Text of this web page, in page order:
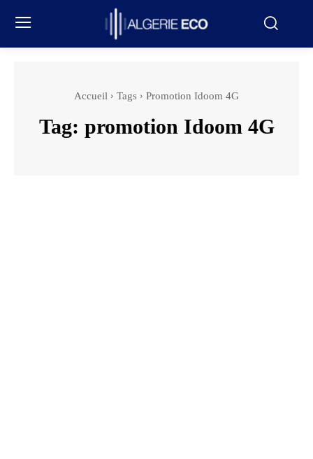
Accueil Tags Promotion Idoom 4G
Tag: promotion Idoom 4G